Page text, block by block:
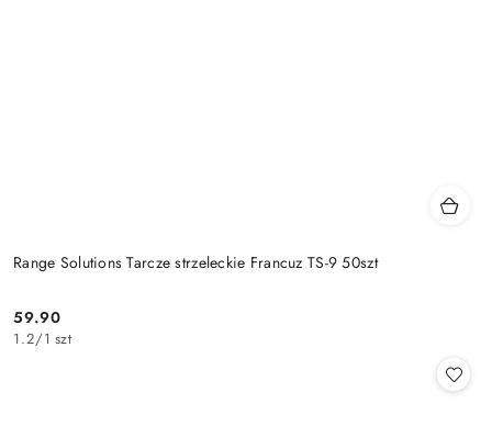
Range Solutions Tarcze strzeleckie Francuz TS-9 50szt
Cena:
59.90
1.2/1 szt